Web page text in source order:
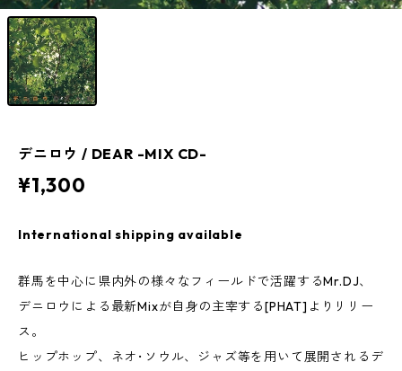
デニロウ / DEAR -MIX CD-
¥1,300
International shipping available
群馬を中心に県内外の様々なフィールドで活躍するMr.DJ、
デニロウによる最新Mixが自身の主宰する[PHAT]よりリリー
ス。
ヒップホップ、ネオ･ソウル、ジャズ等を用いて展開されるデ